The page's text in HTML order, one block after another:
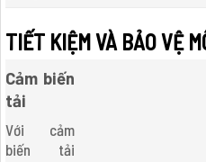
TIẾT KIỆM VÀ BẢO VỆ
Cảm biến
tải
Với cảm
biến tải